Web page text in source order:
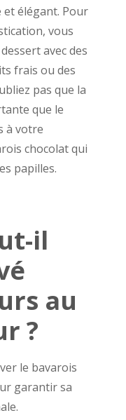
et élégant. Pour
vous
avec des
frais ou des
pas que la
que le
à votre
chocolat qui
papilles.
il
au
?
le bavarois
garantir sa